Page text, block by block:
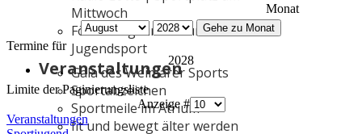
Mittwoch
Förderung Kinder- und
Jugendsport
Veranstaltungen
Gala des Weimarer Sports
Sportabzeichen
Sportmeile im Atrium
fit und bewegt älter werden
Monat
Gehe zu Monat
Termine für
2028
Limite der Paginierungsliste
Anzeige #
Veranstaltungen